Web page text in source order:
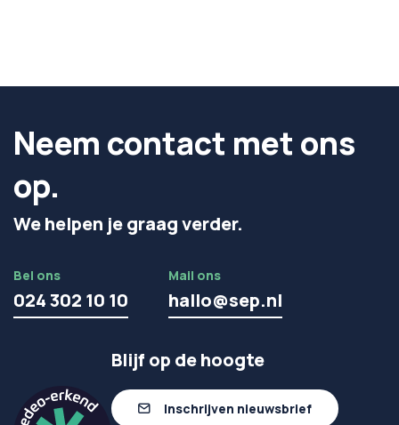
Neem contact met ons
op.
We helpen je graag verder.
Bel ons
024 302 10 10
Mail ons
hallo@sep.nl
Blijf op de hoogte
Inschrijven nieuwsbrief